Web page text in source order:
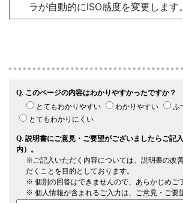
ラが自動的にISO感度を変更します。